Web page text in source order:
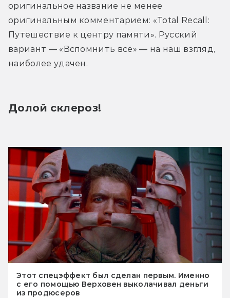
оригинальное название не менее
оригинальным комментарием: «Total Recall:
Путешествие к центру памяти». Русский
вариант — «Вспомнить всё» — на наш взгляд,
наиболее удачен.
Долой склероз!
Этот спецэффект был сделан первым. Именно
с его помощью Верховен выколачивал деньги
из продюсеров